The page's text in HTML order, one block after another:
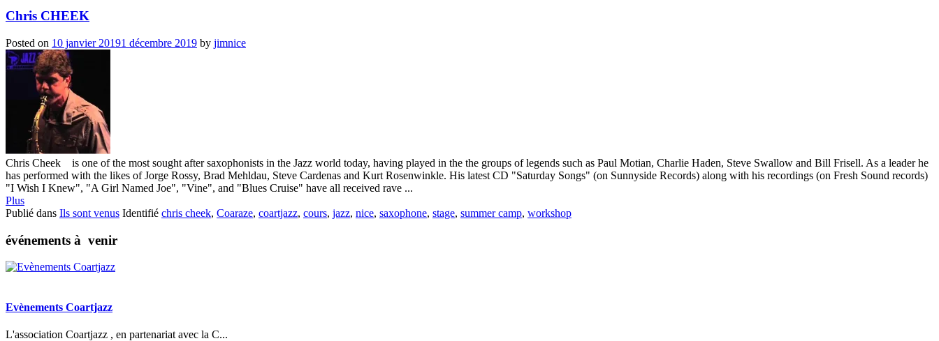
Chris CHEEK
Posted on 10 janvier 20191 décembre 2019 by jimnice
Chris Cheek is one of the most sought after saxophonists in the Jazz world today, having played in the the groups of legends such as Paul Motian, Charlie Haden, Steve Swallow and Bill Frisell. As a leader he
has performed with the likes of Jorge Rossy, Brad Mehldau, Steve Cardenas and Kurt Rosenwinkle. His latest CD "Saturday Songs" (on Sunnyside Records) along with his recordings (on Fresh Sound records)
"I Wish I Knew", "A Girl Named Joe", "Vine", and "Blues Cruise" have all received rave ...
Plus
Publié dans Ils sont venus Identifié chris cheek, Coaraze, coartjazz, cours, jazz, nice, saxophone, stage, summer camp, workshop
événements à venir
Evènements Coartjazz
L'association Coartjazz , en partenariat avec la C...